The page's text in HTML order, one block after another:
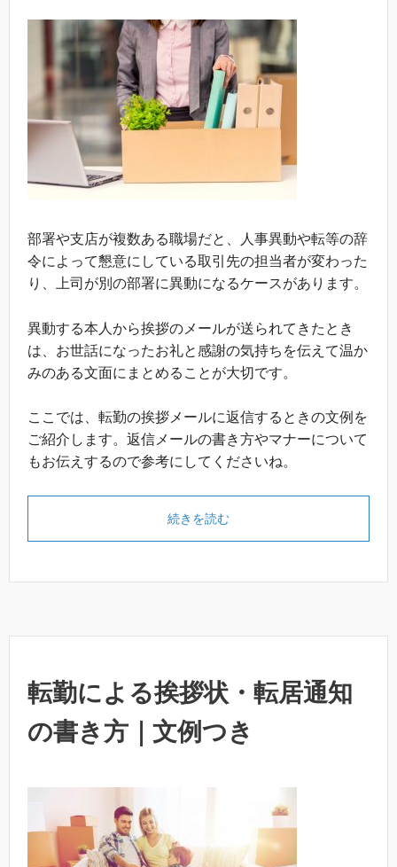
部署や支店が複数ある職場だと、人事異動や転等の辞
令によって懇意にしている取引先の担当者が変わった
り、上司が別の部署に異動になるケースがあります。
異動する本人から挨拶のメールが送られてきたとき
は、お世話になったお礼と感謝の気持ちを伝えて温か
みのある文面にまとめることが大切です。
ここでは、転勤の挨拶メールに返信するときの文例を
ご紹介します。返信メールの書き方やマナーについて
もお伝えするので参考にしてくださいね。
続きを読む
転勤による挨拶状・転居通知
の書き方｜文例つき